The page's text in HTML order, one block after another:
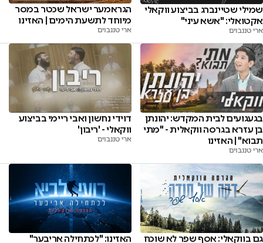
שמילי שטיינברג בביצוע ווקאלי
אקטואלי: "אשא עיני"
ארי טננבוים
הגראמער ישראל שכטר במסר
מיוחד לתשעת הימים | האזינו
ארי טננבוים
בגעגועים לבית המקדש: יהונתן
בן עזרא בגרסה ווקאלית - "מתי
תבוא" | האזינו
ארי טננבוים
דוידי נחשון ואבי ריימי בביצוע
ווקאלי - 'ריבון'
ארי טננבוים
גם בווקאלי: אסף שפר לא שוכח האזינו: "לכתחילה אריבער"